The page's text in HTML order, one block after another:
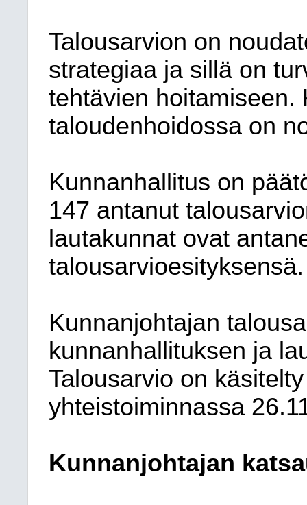
Talousarvion on
strategiaa ja sillä on
tehtävien hoitamiseen.
taloudenhoidossa on
Kunnanhallitus on
147 antanut
lautakunnat ovat
talousarvioesityksensä.
Kunnanjohtajan
kunnanhallituksen ja
Talousarvio on
yhteistoiminnassa
Kunnanjohtajan